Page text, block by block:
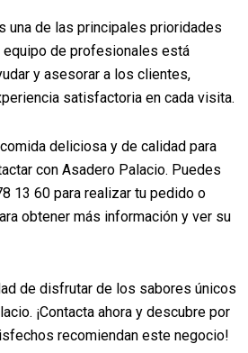
una de las principales prioridades
equipo de profesionales está
y asesorar a los clientes,
satisfactoria en cada visita.
deliciosa y de calidad para
con Asadero Palacio. Puedes
13 60 para realizar tu pedido o
obtener más información y ver su
de disfrutar de los sabores únicos
¡Contacta ahora y descubre por
recomiendan este negocio!